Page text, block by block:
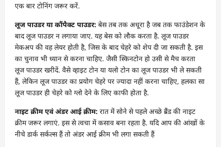
एक बार टोनिंग जरूर करें.
लूज पाउडर या कौंपैक्ट पाउडर: बेस तब तक अधूरा है जब तक फाउंडेशन के
बाद लूज पाउडर न लगाया जाए. यह बेस को लौक करता है. लूज पाउडर
मेकअप की वह लेयर होती है, जिस के बाद चेहरे को शेप दी जा सकती है. इस
का चुनाव भी ध्यान से करना चाहिए. जैसी स्किनटोन हो उसी से मैच करता
लूज पाउडर खरीदें. वैसे व्हाइट टोन या यलो टोन का लूज पाउडर भी ले सकती
हैं, लेकिन लूज पाउडर का प्रयोग चेहरे पर ज्यादा नहीं करना चाहिए, हलका सा
लूज पाउडर ही चेहरे को ग्लो देने के लिए काफी होता है.
नाइट क्रीम एवं अंडर आई क्रीम: रात में सोने से पहले अच्छे ब्रैंड की नाइट
क्रीम जरूर लगाएं. इस से त्वचा में कसाव बना रहता है. यदि आप की आंखों के
नीचे डार्क सर्कल्स हैं तो अंडर आई क्रीम भी लगा सकती हैं